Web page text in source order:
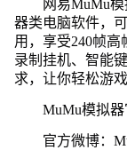
网易MuMu
器类电脑软件，
用，享受240帧
录制挂机、智能
求，让你轻松游
MuMu模拟器
官方微博：